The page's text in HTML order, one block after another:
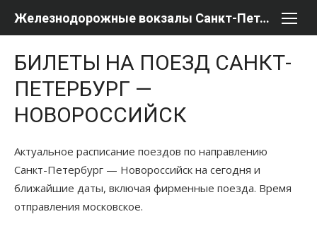
Железнодорожные вокзалы Санкт-Петербурга
БИЛЕТЫ НА ПОЕЗД САНКТ-
ПЕТЕРБУРГ —
НОВОРОССИЙСК
Актуальное расписание поездов по направлению
Санкт-Петербург — Новороссийск на сегодня и
ближайшие даты, включая фирменные поезда. Время
отправления московское.